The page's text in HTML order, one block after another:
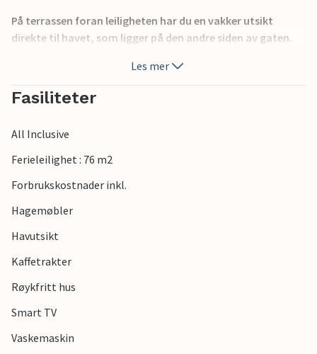
På terrassen foran leiligheten har du en vakker utsikt
direkte til havet, som ligger på den andre siden av gaten.
I området rundt kan du besøke de vakre strendene og
tilbringe lange stranddager, leie en båt, besøke en
Eieren bor også i huset og leiligheten ligger nær en vei.
Les mer
Fasiliteter
All Inclusive
Ferieleilighet : 76 m2
Forbrukskostnader inkl.
Hagemøbler
Havutsikt
Kaffetrakter
Røykfritt hus
Smart TV
Vaskemaskin